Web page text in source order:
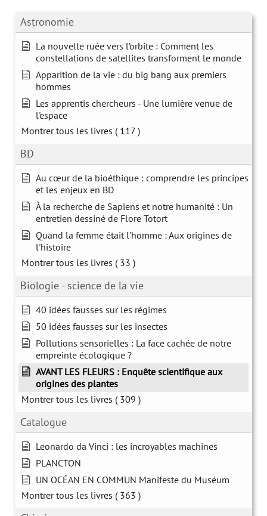
Astronomie
La nouvelle ruée vers l’orbite : Comment les
constellations de satellites transforment le monde
Apparition de la vie : du big bang aux premiers
hommes
Les apprentis chercheurs - Une lumière venue de
l'espace
Montrer tous les livres ( 117 )
BD
Au cœur de la bioéthique : comprendre les principes
et les enjeux en BD
À la recherche de Sapiens et notre humanité : Un
entretien dessiné de Flore Totort
Quand la femme était l'homme : Aux origines de
l'histoire
Montrer tous les livres ( 33 )
Biologie - science de la vie
40 idées fausses sur les régimes
50 idées fausses sur les insectes
Pollutions sensorielles : La face cachée de notre
empreinte écologique ?
AVANT LES FLEURS : Enquête scientifique aux
origines des plantes
Montrer tous les livres ( 309 )
Catalogue
Leonardo da Vinci : les incroyables machines
PLANCTON
UN OCÉAN EN COMMUN Manifeste du Muséum
Montrer tous les livres ( 363 )